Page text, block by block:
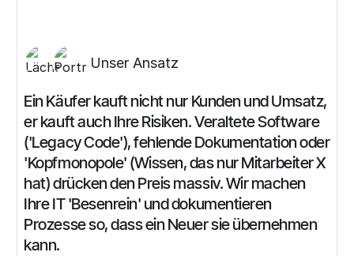
Unser Ansatz
EinKäuferkauftnichtnur KundenundUmsatz,
erkauftauchIhreRisiken.VeralteteSoftware
('LegacyCode'),fehlendeDokumentationoder
'Kopfmonopole' (Wissen,dasnurMitarbeiterX
hat)drückendenPreismassiv.Wir machen
IhreIT 'Besenrein' unddokumentieren
Prozesseso,dasseinNeuersieübernehmen
kann.